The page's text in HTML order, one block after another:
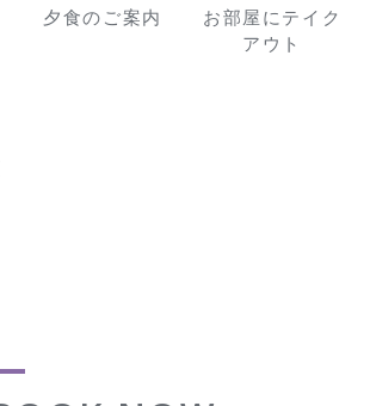
夕食のご案内
お部屋にテイク
アウト